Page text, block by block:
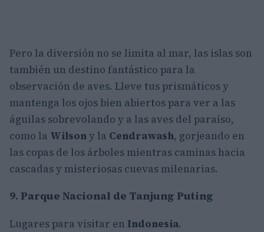
Pero la diversión no se limita al mar, las islas son
también un destino fantástico para la
observación de aves. Lleve tus prismáticos y
mantenga los ojos bien abiertos para ver a las
águilas sobrevolando y a las aves del paraíso,
como la Wilsony la Cendrawash, gorjeando en
las copas de los árboles mientras caminas hacia
cascadas y misteriosas cuevas milenarias.
9. Parque Nacional de Tanjung Puting
Lugares para visitar en Indonesia.